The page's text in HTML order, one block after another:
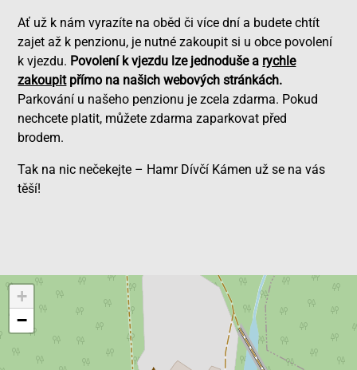
Ať už k nám vyrazíte na oběd či více dní a budete chtít
zajet až k penzionu, je nutné zakoupit si u obce povolení
k vjezdu. Povolení k vjezdu lze jednoduše a rychle
zakoupitpřímo na našich webových stránkách.
Parkování u našeho penzionu je zcela zdarma. Pokud
nechcete platit, můžete zdarma zaparkovat před
brodem.
Tak na nic nečekejte – Hamr Dívčí Kámen už se na vás
těší!
+
−